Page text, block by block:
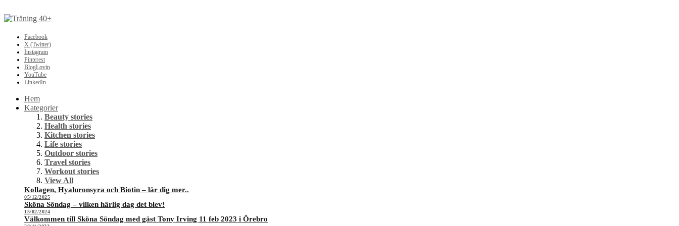
Facebook
X (Twitter)
Instagram
Pinterest
BlogLovin
YouTube
LinkedIn
Hem
Kategorier
Beauty stories
Health stories
Kitchen stories
Life stories
Outdoor stories
Travel stories
Workout stories
View All
Kollagen, Hyaluronsyra och Biotin – lär dig mer..
05/12/2025
Sköna Söndag – vilken härlig dag det blev!
15/02/2024
Välkommen till Sköna Söndag med gäst Tony Irving 11 feb 2023 i Örebro